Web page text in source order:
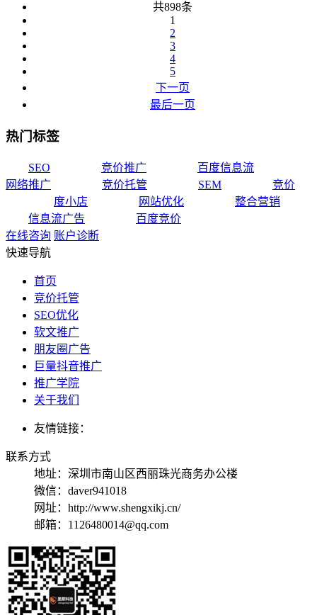
共898条
1
2
3
4
5
下一页
最后一页
热门标签
SEO 竞价推广
百度信息流
网络推广
竞价托管 SEM
竞价
度小店
网站优化
整合营销
信息流广告
百度竞价
在线咨询 账户诊断
快速导航
首页
竞价托管
SEO优化
软文推广
朋友圈广告
巨量抖音推广
推广学院
关于我们
友情链接：
联系方式
地址： 深圳市南山区西丽珠光商务办公楼
微信：daver941018
网址：http://www.shengxikj.cn/
邮箱：1126480014@qq.com